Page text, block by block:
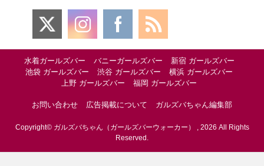
水着ガールズバー バニーガールズバー
新宿 ガールズバー
池袋 ガールズバー
渋谷 ガールズバー
横浜 ガールズバー
上野 ガールズバー
福岡 ガールズバー
お問い合わせ 広告掲載について ガルズバちゃん編集部
Copyright© ガルズバちゃん（ガールズバーウォーカー） , 2026 All Rights
Reserved.